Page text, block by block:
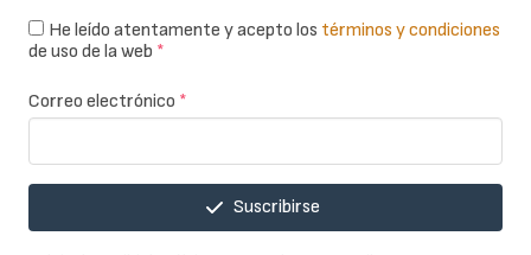
He leído atentamente y acepto los términos y condiciones
de uso de la web *
Correo electrónico *
Suscribirse